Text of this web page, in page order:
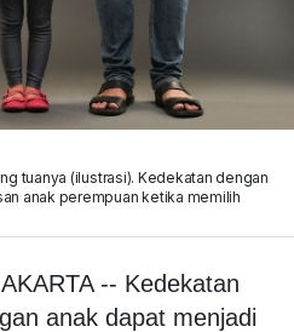
tuanya (ilustrasi). Kedekatan dengan
anak perempuan ketika memilih
-- Kedekatan
anak dapat menjadi